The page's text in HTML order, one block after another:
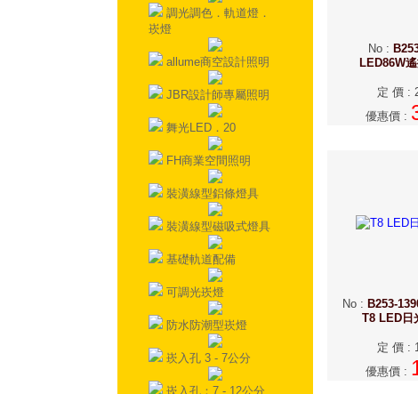
調光調色．軌道燈．
崁燈
allume商空設計照明
JBR設計師專屬照明
舞光LED．20
FH商業空間照明
裝潢線型鋁條燈具
裝潢線型磁吸式燈具
基礎軌道配備
可調光崁燈
防水防潮型崁燈
崁入孔 3 - 7公分
崁入孔：7 - 12公分
No:
LED86W
定 價:
優惠價:
No : B253-
T8 LED日
定 價:
優惠價: